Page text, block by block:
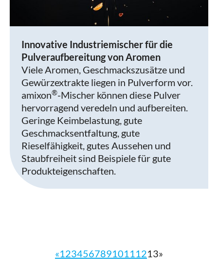
Innovative Industriemischer für die
Pulveraufbereitung von Aromen
Viele Aromen, Geschmackszusätze und
Gewürzextrakte liegen in Pulverform vor.
amixon®-Mischer können diese Pulver
hervorragend veredeln und aufbereiten.
Geringe Keimbelastung, gute
Geschmacksentfaltung, gute
Rieselfähigkeit, gutes Aussehen und
Staubfreiheit sind Beispiele für gute
Produkteigenschaften.
«12345678910111213»